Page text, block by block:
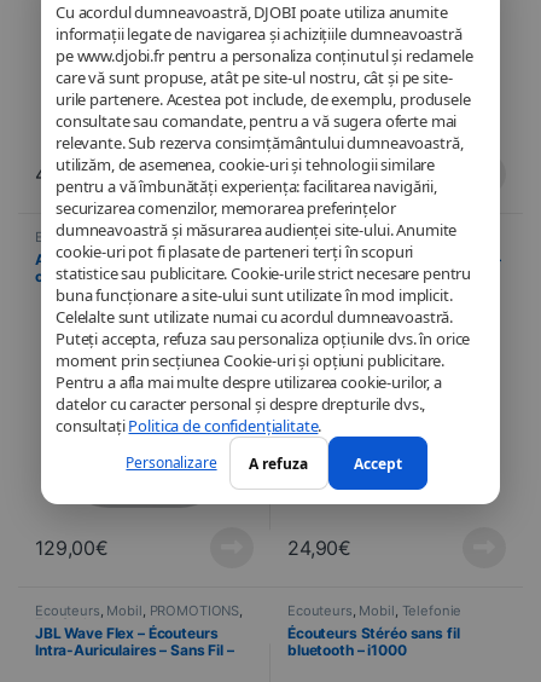
Cu acordul dumneavoastră, DJOBI poate utiliza anumite
informații legate de navigarea și achizițiile dumneavoastră
pe www.djobi.fr pentru a personaliza conținutul și reclamele
care vă sunt propuse, atât pe site-ul nostru, cât și pe site-
urile partenere. Acestea pot include, de exemplu, produsele
consultate sau comandate, pentru a vă sugera oferte mai
relevante. Sub rezerva consimțământului dumneavoastră,
utilizăm, de asemenea, cookie-uri și tehnologii similare
pentru a vă îmbunătăți experiența: facilitarea navigării,
securizarea comenzilor, memorarea preferințelor
dumneavoastră și măsurarea audienței site-ului. Anumite
cookie-uri pot fi plasate de parteneri terți în scopuri
statistice sau publicitare. Cookie-urile strict necesare pentru
buna funcționare a site-ului sunt utilizate în mod implicit.
Celelalte sunt utilizate numai cu acordul dumneavoastră.
Puteți accepta, refuza sau personaliza opțiunile dvs. în orice
moment prin secțiunea Cookie-uri și opțiuni publicitare.
Pentru a afla mai multe despre utilizarea cookie-urilor, a
datelor cu caracter personal și despre drepturile dvs.,
consultațiPolitica de confidențialitate.
Personalizare A refuza Accept
44,90€ 149,00€
Écouteurs,Mobil,Telefonie
Apple – Airpods avec boitier de
charge (2e génération)
129,00€
Écouteurs,Mobil,Telefonie
Apple – Kit piéton – ORIGINAL –
Apple iPhone 15 – USB-C –
MTJY3ZM/A
24,90€
Écouteurs, Mobil, PROMOTIONS,
Telefonie
JBL Wave Flex – Écouteurs
Intra-Auriculaires – Sans Fil –
Écouteurs, Mobil, Telefonie
Écouteurs Stéréo sans fil
bluetooth – i1000